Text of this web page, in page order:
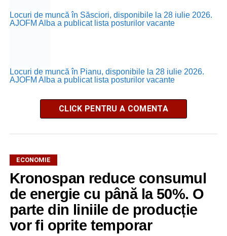
Locuri de muncă în Săsciori, disponibile la 28 iulie 2026.
AJOFM Alba a publicat lista posturilor vacante
Locuri de muncă în Pianu, disponibile la 28 iulie 2026.
AJOFM Alba a publicat lista posturilor vacante
CLICK PENTRU A COMENTA
ECONOMIE
Kronospan reduce consumul
de energie cu până la 50%. O
parte din liniile de producție
vor fi oprite temporar